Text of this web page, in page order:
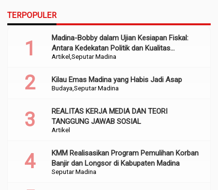
TERPOPULER
Artikel Seputar Madina
Madina-Bobby dalam Ujian Kesiapan Fiskal:
Antara Kedekatan Politik dan Kualitas
Perencanaan
Budaya Seputar Madina
Kilau Emas Madina yang Habis Jadi Asap
Artikel
REALITAS KERJA MEDIA DAN TEORI
TANGGUNG JAWAB SOSIAL
Seputar Madina
KMM Realisasikan Program Pemulihan Korban
Banjir dan Longsor di Kabupaten Madina